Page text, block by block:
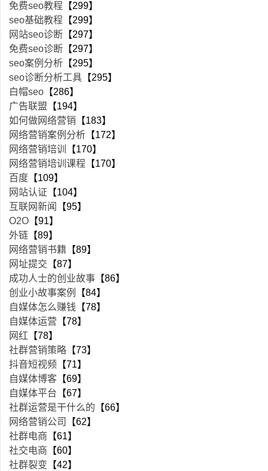
免费seo教程 【299】
seo基础教程 【299】
网站seo诊断 【297】
免费seo诊断 【297】
seo案例分析 【295】
seo诊断分析工具 【295】
白帽seo 【286】
广告联盟 【194】
如何做网络营销 【183】
网络营销案例分析 【172】
网络营销培训
【170】
网络营销培训课程 【170】
百度 【109】
网站认证 【104】
互联网新闻
【95】
O2O 【91】
外链 【89】
网络营销书籍 【89】
网址提交 【87】
成功人士的创业故事 【86】
创业小故事案例
【84】
自媒体怎么赚钱 【78】
自媒体运营 【78】
网红 【78】
社群营销策略 【73】
抖音短视频 【71】
自媒体博客 【69】
自媒体平台 【67】
社群运营是干什么的 【66】
网络营销公司
【62】
社群电商 【61】
社交电商 【60】
社群裂变 【42】